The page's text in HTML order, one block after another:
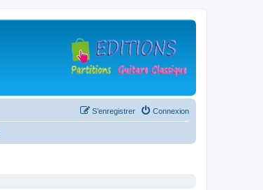
Connexion
S’enregistrer